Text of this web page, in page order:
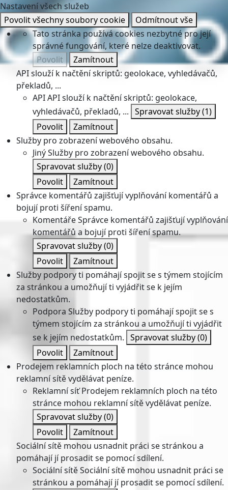
Nastavení všech služeb
Povolit všechny soubory cookie
Odmítnout vše
Tato stránka používá cookies nezbytné pro její
správné fungování, které nelze deaktivovat.
Povolit
Zamítnout
API slouží k načtění skriptů: geolokace, vyhledávačů,
překladů, ...
APIAPI slouží k načtění skriptů: geolokace,
vyhledávačů, překladů, ... Spravovat služby(1)
Povolit
Zamítnout
Služby pro zobrazení webového obsahu.
JinýSlužby pro zobrazení webového obsahu.
Spravovat služby(0)
Povolit
Zamítnout
Správce komentářů zajišťují vyplňování komentářů a
bojují proti šíření spamu.
KomentářeSprávce komentářů zajišťují vyplňování
komentářů a bojují proti šíření spamu.
Spravovat služby(0)
Povolit
Zamítnout
Služby podpory ti pomáhají spojit se s týmem stojícím
za stránkou a umožňují ti vyjádřit se k jejím
nedostatkům.
Podpora Služby podpory ti pomáhají spojit se s
týmem stojícím za stránkou a umožňují ti vyjádřit
se k jejím nedostatkům. Spravovat služby(0)
Povolit
Zamítnout
Prodejem reklamních ploch na této stránce mohou
reklamní sítě vydělávat peníze.
Reklamní síť Prodejem reklamních ploch na této
stránce mohou reklamní sítě vydělávat peníze.
Spravovat služby(0)
Povolit
Zamítnout
Sociální sítě mohou usnadnit práci se stránkou a
pomáhají jí prosadit se pomocí sdílení.
Sociální sítěSociální sítě mohou usnadnit práci se
stránkou a pomáhají jí prosadit se pomocí sdílení.